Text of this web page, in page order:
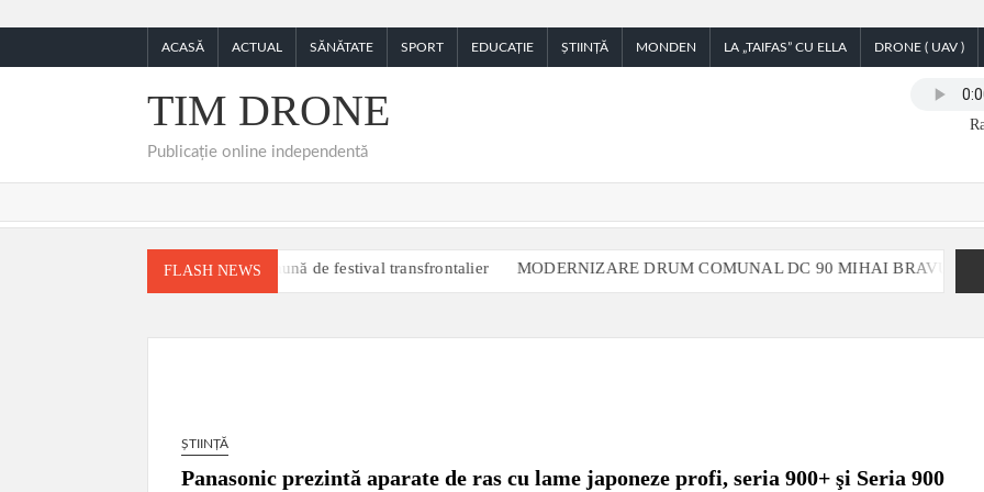
content
ACASĂ ACTUAL SĂNĂTATE SPORT EDUCAȚIE ȘTIINȚĂ MONDEN LA „TAIFAS” CU ELLA DRONE ( UAV )
TIM DRONE
Publicație online independentă
FLASH NEWS
transformată într-o scenă comună de festival transfrontalier MODERNIZARE DRUM COMUNAL DC 90 MIHAI BRAVU,
ȘTIINȚĂ
Panasonic prezintă aparate de ras cu lame japoneze profi, seria 900+ şi Seria 900